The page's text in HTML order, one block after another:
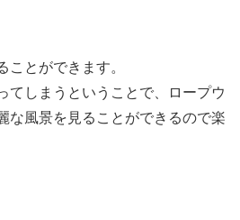
ことができます。
てしまうということで、ロープウ
な風景を見ることができるので楽